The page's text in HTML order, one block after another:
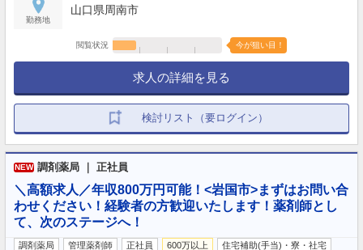
勤務地
山口県周南市
閲覧状況 今が狙い目！
求人の詳細を見る
検討リスト（要ログイン）
NEW 調剤薬局 ｜ 正社員
＼高額求人／年収800万円可能！<岩国市>まずはお問い合
わせください！経験者の方歓迎いたします！薬剤師とし
て、次のステージへ！
調剤薬局 管理薬剤師 正社員 600万以上
住宅補助(手当)・寮・社宅